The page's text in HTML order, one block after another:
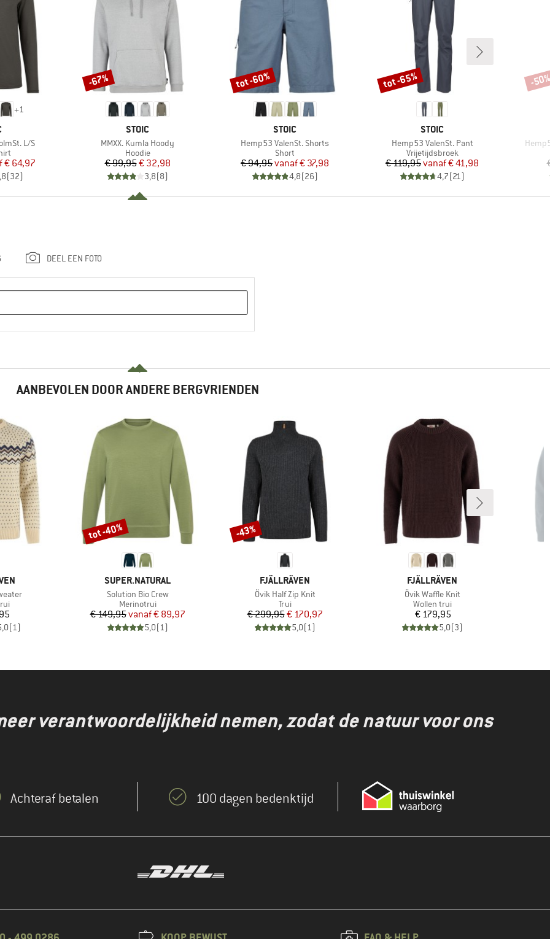
+1
L/S
prijs
€ 64,97
(32)
MERK
STOIC
Artikel
MMXX. Kumla Hoody
Productgroep
Hoodie
Prijs
€ 99,95Verlaagde prijs
€ 32,98
3,8(8)
Korting
-67%
MERK
STOIC
Artikel
Hemp53 ValenSt. Shorts
Productgroep
Short
Prijs
€ 94,95 Verlaagde prijs
vanaf€ 37,98
4,8(26)
Korting
tot -60%
MERK
STOIC
Artikel
Hemp53 ValenSt. Pant
Productgroep
Vrijetijdsbroek
Prijs
€ 119,95 Verlaagde prijs
vanaf€ 41,98
4,7(21)
Korting
tot -65%
Artikel
-
DEEL EEN FOTO
AANBEVOLEN DOOR ANDERE BERGVRIENDEN
(1)
MERK
SUPER.NATURAL
Artikel
Solution Bio Crew
Productgroep
Merinotrui
Prijs
€ 149,95 Verlaagde prijs
vanaf€ 89,97
5,0(1)
Korting
tot -40%
MERK
FJÄLLRÄVEN
Artikel
Övik Half Zip Knit
Productgroep
Trui
Prijs
€ 299,95Verlaagde prijs
€ 170,97
5,0(1)
Korting
-43%
MERK
FJÄLLRÄVEN
Artikel
Övik Waffle Knit
Productgroep
Wollen trui
Prijs
€ 179,95
5,0(3)
verantwoordelijkheid nemen, zodat de natuur voor ons
Achteraf betalen 100 dagen bedenktijd